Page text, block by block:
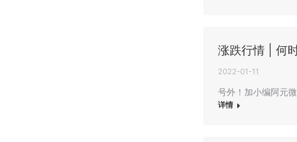
涨跌行情 | 何
2022-01-11
号外！加小编阿元
详情